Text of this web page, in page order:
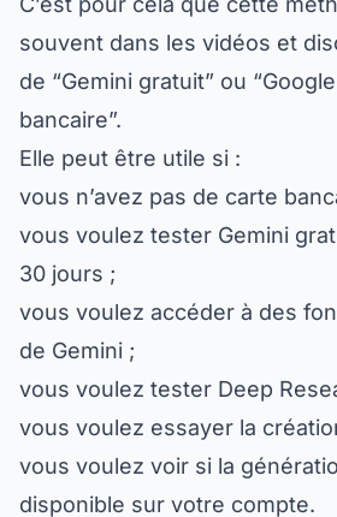
souvent dans les vidéos et
de “Gemini gratuit” ou
bancaire”.
Elle peut être utile si :
vous n’avez pas de carte
vous voulez tester Gemini
30 jours ;
vous voulez accéder à des
de Gemini ;
vous voulez tester Deep
vous voulez essayer la
vous voulez voir si la
disponible sur votre compte.